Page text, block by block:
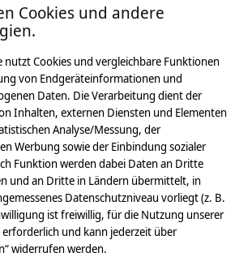
Sorge, wir übertreiben es nicht
Cookies und andere
nutzt Cookies und vergleichbare Funktionen
von Endgeräteinformationen und
Daten. Die Verarbeitung dient der
Inhalten, externen Diensten und Elementen
Analyse/Messung, der
Werbung sowie der Einbindung sozialer
Funktion werden dabei Daten an Dritte
und an Dritte in Ländern übermittelt, in
Datenschutzniveau vorliegt (z. B.
ist freiwillig, für die Nutzung unserer
und kann jederzeit über
widerrufen werden.